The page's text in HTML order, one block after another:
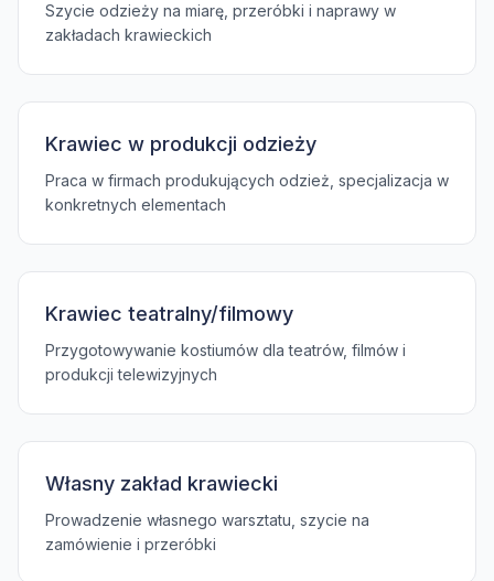
Szycie odzieży na miarę, przeróbki i naprawy w
zakładach krawieckich
Krawiec w produkcji odzieży
Praca w firmach produkujących odzież, specjalizacja w
konkretnych elementach
Krawiec teatralny/filmowy
Przygotowywanie kostiumów dla teatrów, filmów i
produkcji telewizyjnych
Własny zakład krawiecki
Prowadzenie własnego warsztatu, szycie na
zamówienie i przeróbki